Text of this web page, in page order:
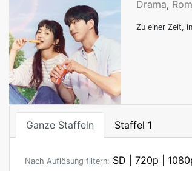
Drama,
Zu einer Zeit,
Ganze Staffeln Staffel 1
Nach Auflösung filtern: SD 720p